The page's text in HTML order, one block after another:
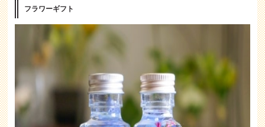
フラワーギフト